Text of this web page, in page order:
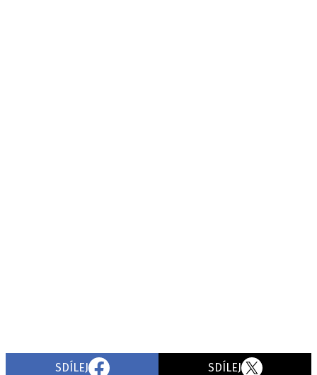
SDÍLEJ SDÍLEJ